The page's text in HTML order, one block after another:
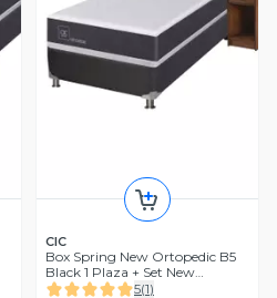
CIC
Box Spring New Ortopedic B5
Black 1 Plaza + Set New
Villarrica Sin Textil
5(1)